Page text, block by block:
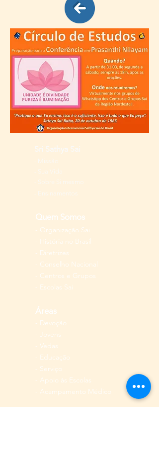
Sri Sathya Sai
Missão
Sua Vida
Sobre Si mesmo
- Ensinamentos
Quem Somos
- Organização Sai
- História no Brasil
- Diretrizes
- Conselho Nacional
- Centros e Grupos
- Escolas Sai
Áreas
- Devoção
- Jovens
- Vedas
- Educação
- Serviço
- Apoio às Escolas
- Acampamento Médico